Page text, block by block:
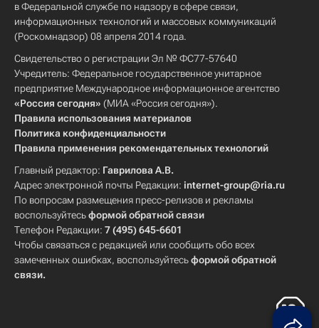
в Федеральной службе по надзору в сфере связи,
информационных технологий и массовых коммуникаций
(Роскомнадзор) 08 апреля 2014 года.
Свидетельство о регистрации Эл № ФС77-57640
Учредитель: Федеральное государственное унитарное
предприятие Международное информационное агентство
«Россия сегодня» (МИА «Россия сегодня»).
Правила использования материалов
Политика конфиденциальности
Правила применения рекомендательных технологий
Главный редактор: Гаврилова А.В.
Адрес электронной почты Редакции: internet-group@ria.ru
По вопросам размещения пресс-релизов и рекламы
воспользуйтесьформой обратной связи
Телефон Редакции: 7 (495) 645-6601
Чтобы связаться с редакцией или сообщить обо всех
замеченных ошибках, воспользуйтесьформой обратной
связи.